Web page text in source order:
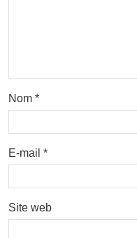
Nom *
E-mail *
Site web